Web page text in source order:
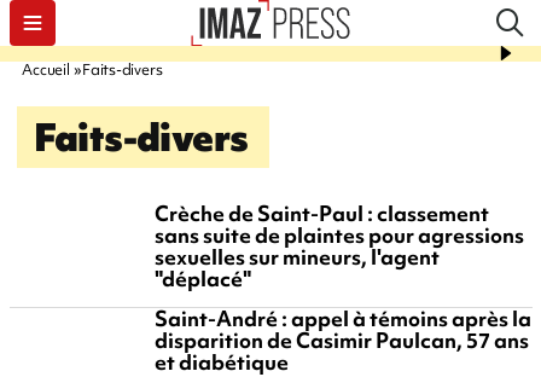
Accueil Faits-divers
Faits-divers
Crèche de Saint-Paul : classement
sans suite de plaintes pour agressions
sexuelles sur mineurs, l'agent
"déplacé"
Saint-André : appel à témoins après la
disparition de Casimir Paulcan, 57 ans
et diabétique